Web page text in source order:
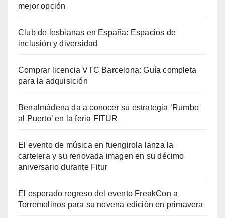
mejor opción
Club de lesbianas en España: Espacios de
inclusión y diversidad
Comprar licencia VTC Barcelona: Guía completa
para la adquisición
Benalmádena da a conocer su estrategia ‘Rumbo
al Puerto’ en la feria FITUR
El evento de música en fuengirola lanza la
cartelera y su renovada imagen en su décimo
aniversario durante Fitur
El esperado regreso del evento FreakCon a
Torremolinos para su novena edición en primavera